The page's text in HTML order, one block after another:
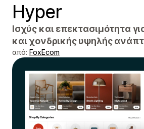
Hyper
Ισχύς και επεκτασιμότητα
και χονδρικής υψηλής
από: FoxEcom